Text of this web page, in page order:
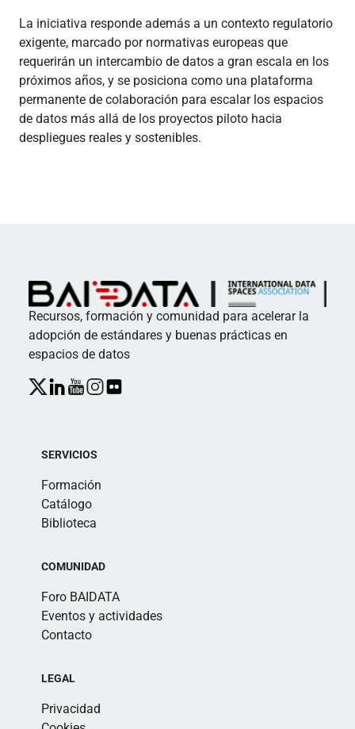
La iniciativa responde además a un contexto regulatorio
exigente, marcado por normativas europeas que
requerirán un intercambio de datos a gran escala en los
próximos años, y se posiciona como una plataforma
permanente de colaboración para escalar los espacios
de datos más allá de los proyectos piloto hacia
despliegues reales y sostenibles.
Recursos, formación y comunidad para acelerar la
adopción de estándares y buenas prácticas en
espacios de datos
SERVICIOS
Formación
Catálogo
Biblioteca
COMUNIDAD
Foro BAIDATA
Eventos y actividades
Contacto
LEGAL
Privacidad